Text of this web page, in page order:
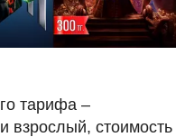
тарифа –
взрослый, стоимость